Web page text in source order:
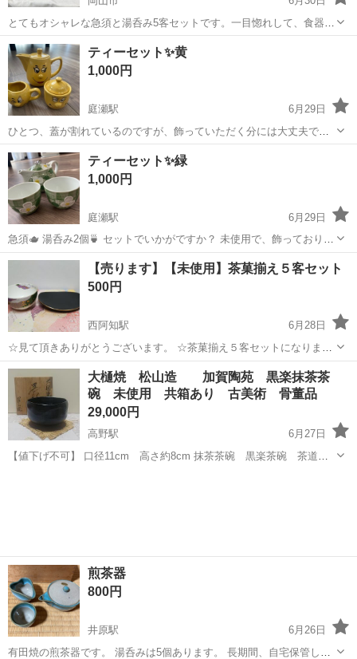
とてもオシャレな急須と湯呑み5客セットです。一目惚れして、食器屋
さんで結構なお値段で購入しましたが、結局もったいなくて使わず仕
舞いでした。急須の高さは約11cm、湯呑みは約7cmの高さです。箱は
有りません。しっかりとした手触...
岡山 岡山市
ティーセット✨黄
1,000円
庭瀬駅
6月29日
ひとつ、蓋が割れているのですが、飾っていただく分には大丈夫で
す。 我が家も、使用しておらず、飾っていました！ とてもレアなもの
です。 どなたかいかがですか？
岡山 岡山市 食器
ティーセット✨緑
1,000円
庭瀬駅
6月29日
急須🫖 湯呑み2個🍵 セットでいかがですか？ 未使用で、飾っておりま
した！
岡山 岡山市 庭瀬駅 食器 湯呑み
【売ります】【未使用】茶菓揃え５客セット
500円
西阿知駅
6月28日
☆見て頂きありがとうございます。 ☆茶菓揃え５客セットになりま
す。 ☆商品説明☆ ☆第一陶器、ちぎり絵 茶菓揃え ☆数量：各５ ☆
茶器サイズ：直径約８．５ｃｍ、高さ約５ｃｍ ☆菓子皿サイズ：幅約
１４ｃｍ、...
岡山 倉敷市 西阿知駅 食器
大樋焼 松山造 加賀陶苑 黒楽抹茶茶
碗 未使用 共箱あり 古美術 骨董品
29,000円
高野駅
6月27日
【値下げ不可】 口径11cm 高さ約8cm 抹茶茶碗 黒楽茶碗 茶道具
煎茶器
800円
井原駅
6月26日
有田焼の煎茶器です。 湯呑みは5個あります。 長期間、自宅保管して